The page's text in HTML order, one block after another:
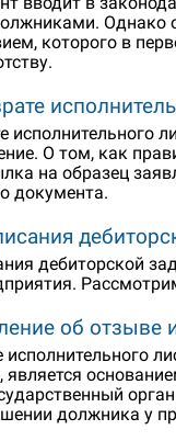
Однако
которого в
исполнительного
О том, как
на образец
документа.
дебиторской
об отзыве
должника у